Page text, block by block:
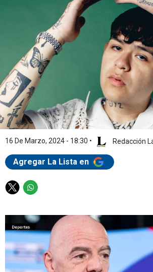
16 De Marzo, 2024 - 18:30 • Redacción
Agregar La Lista en
T
i
t
t
e
r
W
a
t
s
a
p
p